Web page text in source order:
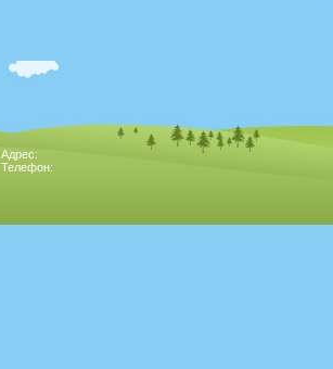
Адрес:
Телефон: